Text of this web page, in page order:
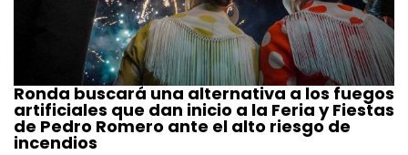
Ronda buscará una alternativa a los fuegos
artificiales que dan inicio a la Feria y Fiestas
de Pedro Romero ante el alto riesgo de
incendios